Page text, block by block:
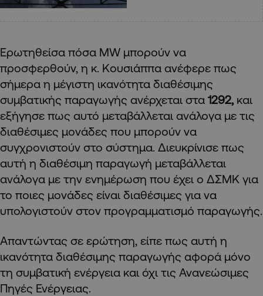
Ερωτηθείσα πόσα MW μπορούν να
προσφερθούν, η κ. Κουσιάππα ανέφερε πως
σήμερα η μέγιστη ικανότητα διαθέσιμης
συμβατικής παραγωγής ανέρχεται στα 1292, και
εξήγησε πως αυτό μεταβάλλεται ανάλογα με τις
διαθέσιμες μονάδες που μπορούν να
συγχρονιστούν στο σύστημα. Διευκρίνισε πως
αυτή η διαθέσιμη παραγωγή μεταβάλλεται
ανάλογα με την ενημέρωση που έχει ο ΔΣΜΚ για
το ποιες μονάδες είναι διαθέσιμες για να
υπολογιστούν στον προγραμματισμό παραγωγής.
Απαντώντας σε ερώτηση, είπε πως αυτή η
ικανότητα διαθέσιμης παραγωγής αφορά μόνο
τη συμβατική ενέργεια και όχι τις Ανανεώσιμες
Πηγές Ενέργειας.